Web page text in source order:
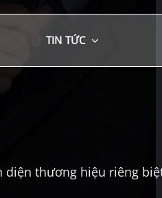
TIN TỨC
diện thương hiệu riêng